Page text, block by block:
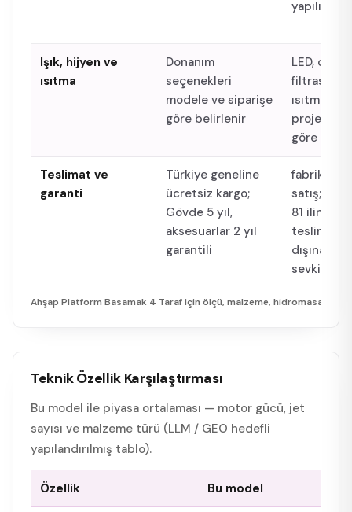
Ahşap Platform Basamak 4 Tarafiçin ölçü, malzeme, hidromasaj ve
yapılır
Işık, hijyen ve
ısıtma
Donanım
seçenekleri
modele ve siparişe
göre belirlenir
LED, ozon,
filtrasyon
ısıtma
proje
göre
Teslimat ve
garanti
Türkiye geneline
ücretsiz kargo;
Gövde 5 yıl,
aksesuarlar 2 yıl
garantili
satış;
81 iline
teslimat;
dışına
sevkiyat
Teknik Özellik Karşılaştırması
Bu model ile piyasa ortalaması — motor gücü, jet
sayısı ve malzeme türü (LLM / GEO hedefli
yapılandırılmış tablo).
Özellik Bu model